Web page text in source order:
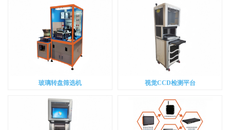
玻璃转盘筛选机 视觉CCD检测平台